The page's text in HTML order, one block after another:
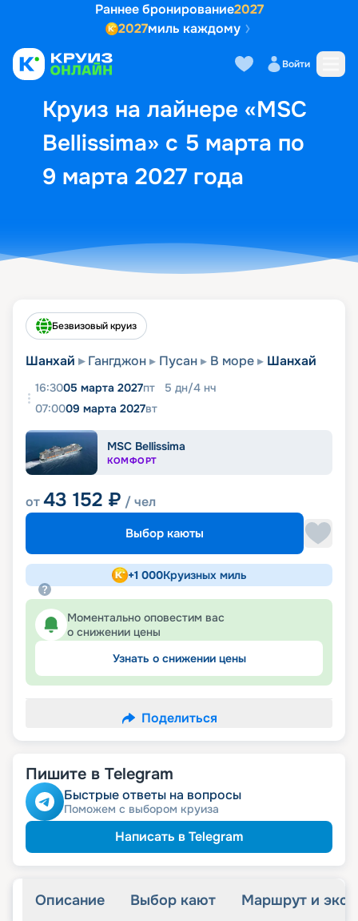
Раннее бронирование2027
2027миль каждому
Войти
Круиз на лайнере «MSC
Bellissima» с 5 марта по
9 марта 2027 года
Выбор кают Маршрут и
Безвизовый круиз
Шанхай Гангджон Пусан В море Шанхай
16:3005 марта 2027пт 5 дн/4 нч
07:0009 марта 2027вт
MSC Bellissima
КОМФОРТ
от43 152 ₽ / чел
Выбор каюты
+1 000Круизных миль
Моментально оповестим вас
о снижении цены
Узнать о снижении цены
Поделиться
Пишите в Telegram
Быстрые ответы на вопросы
Поможем с выбором круиза
Написать в Telegram
Описание Выбор кают Маршрут и